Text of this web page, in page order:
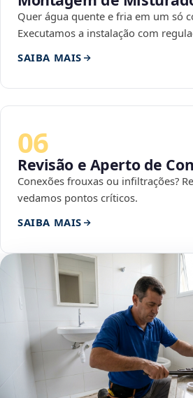
Quer água quente e fria em um só
Executamos a instalação com
SAIBA MAIS
06
Revisão e Aperto de
Conexões frouxas ou infiltrações?
vedamos pontos críticos.
SAIBA MAIS